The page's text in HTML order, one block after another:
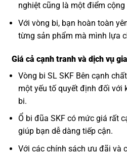
nghiệt cũng là một điểm
Với vòng bi, bạn hoàn toàn
từng sản phẩm mà mình lựa
Giá cả cạnh tranh và dịch vụ
Vòng bi SL SKF Bên cạnh
một yếu tố quyết định đối với
bi.
Ổ bi đũa SKF có mức giá rất
giúp bạn dễ dàng tiếp cận.
Với các chính sách ưu đãi và